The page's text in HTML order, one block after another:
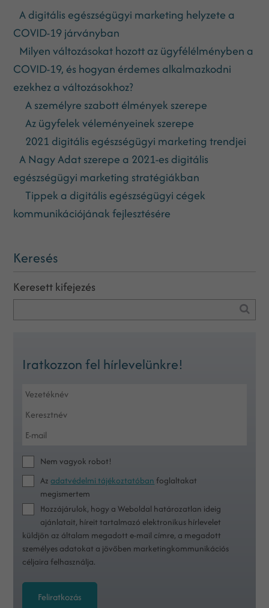
A digitális egészségügyi marketing helyzete a
COVID-19 járványban
Milyen változásokat hozott az ügyfélélményben a
COVID-19, és hogyan érdemes alkalmazkodni
ezekhez a változásokhoz?
A személyre szabott élmények szerepe
Az ügyfelek véleményeinek szerepe
2021 digitális egészségügyi marketing trendjei
A Nagy Adat szerepe a 2021-es digitális
egészségügyi marketing stratégiákban
Tippek a digitális egészségügyi cégek
kommunikációjának fejlesztésére
Keresés
Keresett kifejezés
Iratkozzon fel hírlevelünkre!
Nem vagyok robot!
Azadatvédelmi tájékoztatóban foglaltakat
megismertem
Hozzájárulok, hogy a Weboldal határozatlan ideig
ajánlatait, híreit tartalmazó elektronikus hírlevelet
küldjön az általam megadott e-mail címre, a megadott
személyes adatokat a jövőben marketingkommunikációs
céljaira felhasználja.
Feliratkozás